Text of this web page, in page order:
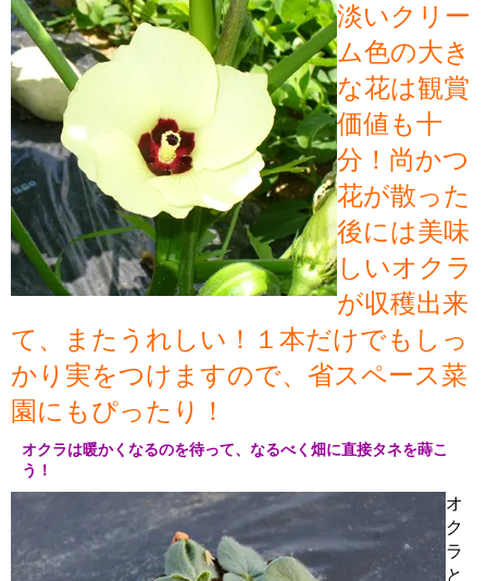
淡いクリー
ム色の大き
な花は観賞
価値も十
分！尚かつ
花が散った
後には美味
しいオクラ
が収穫出来
て、またうれしい！１本だけでもしっ
かり実をつけますので、省スペース菜
園にもぴったり！
オクラは暖かくなるのを待って、なるべく畑に直接タネを蒔こ
う！
オ
ク
ラ
と